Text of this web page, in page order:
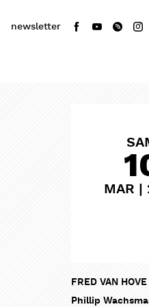
newsletter
MAR |
FRED VAN
Phillip